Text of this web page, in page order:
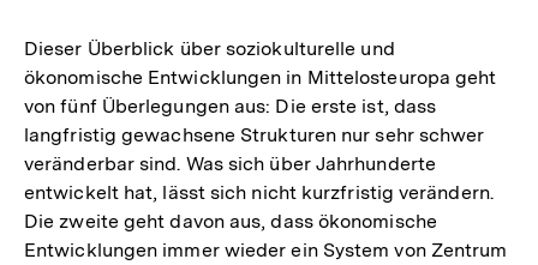
Dieser Überblick über soziokulturelle und
ökonomische Entwicklungen in Mittelosteuropa geht
von fünf Überlegungen aus: Die erste ist, dass
langfristig gewachsene Strukturen nur sehr schwer
veränderbar sind. Was sich über Jahrhunderte
entwickelt hat, lässt sich nicht kurzfristig verändern.
Die zweite geht davon aus, dass ökonomische
Entwicklungen immer wieder ein System von Zentrum